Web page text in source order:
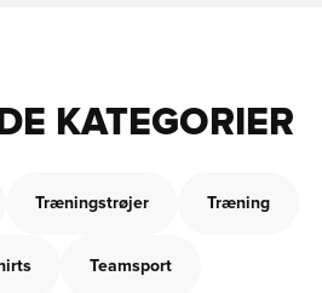
KATEGORIER
Træningstrøjer Træning
Teamsport